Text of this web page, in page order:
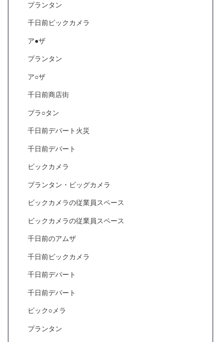
プランタン
千日前ビックカメラ
ア●ザ
プランタン
ア○ザ
千日前商店街
プラ○タン
千日前デパート火災
千日前デパート
ビックカメラ
プランタン・ビッグカメラ
ビックカメラの従業員スペース
ビックカメラの従業員スペース
千日前のアムザ
千日前ビックカメラ
千日前デパート
千日前デパート
ビック○メラ
プランタン